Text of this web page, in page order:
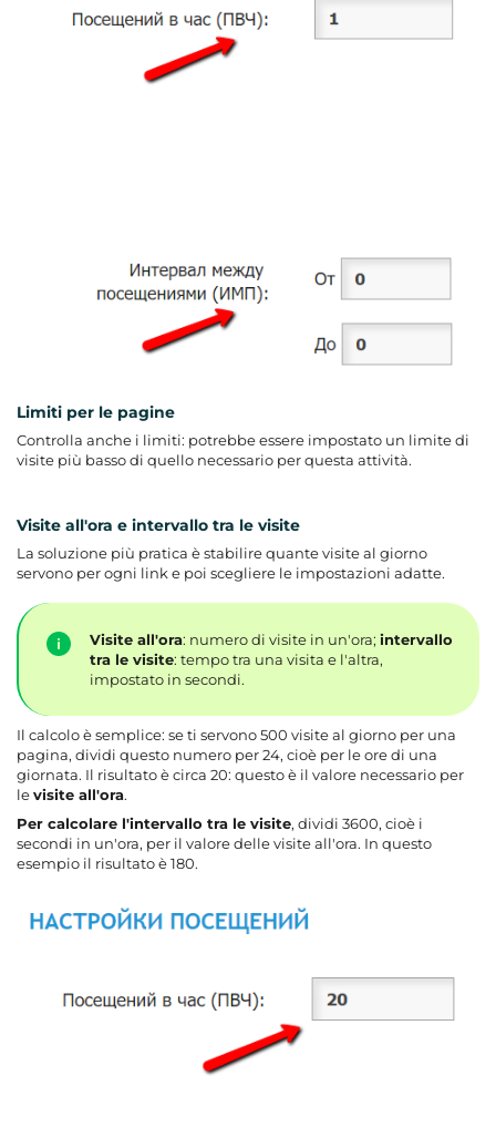
Limiti per le pagine
Controlla anche i limiti: potrebbe essere impostato un limite di
visite più basso di quello necessario per questa attività.
Visite all'ora e intervallo tra le visite
La soluzione più pratica è stabilire quante visite al giorno
servono per ogni link e poi scegliere le impostazioni adatte.
Visite all'ora: numero di visite in un'ora; intervallo
tra le visite: tempo tra una visita e l'altra,
impostato in secondi.
Il calcolo è semplice: se ti servono 500 visite al giorno per una
pagina, dividi questo numero per 24, cioè per le ore di una
giornata. Il risultato è circa 20: questo è il valore necessario per
levisite all'ora.
Per calcolare l'intervallo tra le visite, dividi 3600, cioè i
secondi in un'ora, per il valore delle visite all'ora. In questo
esempio il risultato è 180.